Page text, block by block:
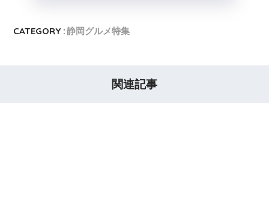
CATEGORY :静岡グルメ特集
関連記事